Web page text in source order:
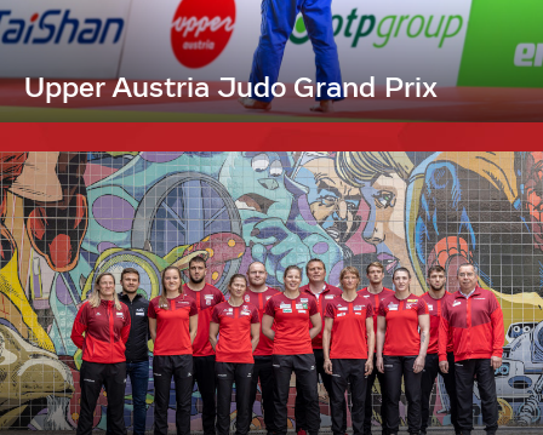
Upper Austria Judo Grand Prix